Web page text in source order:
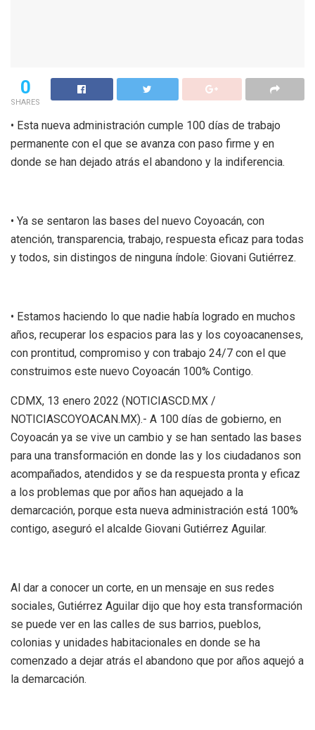
0
SHARES
• Esta nueva administración cumple 100 días de trabajo
permanente con el que se avanza con paso firme y en
donde se han dejado atrás el abandono y la indiferencia.
• Ya se sentaron las bases del nuevo Coyoacán, con
atención, transparencia, trabajo, respuesta eficaz para todas
y todos, sin distingos de ninguna índole: Giovani Gutiérrez.
• Estamos haciendo lo que nadie había logrado en muchos
años, recuperar los espacios para las y los coyoacanenses,
con prontitud, compromiso y con trabajo 24/7 con el que
construimos este nuevo Coyoacán 100% Contigo.
CDMX, 13 enero 2022 (NOTICIASCD.MX /
NOTICIASCOYOACAN.MX).- A 100 días de gobierno, en
Coyoacán ya se vive un cambio y se han sentado las bases
para una transformación en donde las y los ciudadanos son
acompañados, atendidos y se da respuesta pronta y eficaz
a los problemas que por años han aquejado a la
demarcación, porque esta nueva administración está 100%
contigo, aseguró el alcalde Giovani Gutiérrez Aguilar.
Al dar a conocer un corte, en un mensaje en sus redes
sociales, Gutiérrez Aguilar dijo que hoy esta transformación
se puede ver en las calles de sus barrios, pueblos,
colonias y unidades habitacionales en donde se ha
comenzado a dejar atrás el abandono que por años aquejó a
la demarcación.